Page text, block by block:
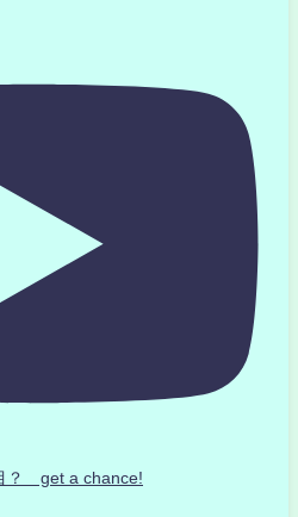
？ get a chance!